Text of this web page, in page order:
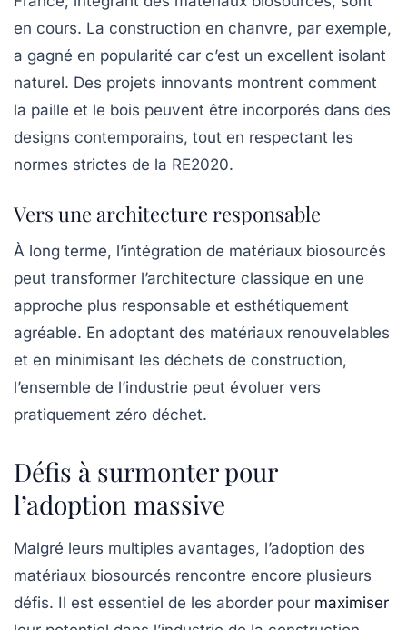
en cours. La construction en chanvre, par exemple,
a gagné en popularité car c’est un excellent isolant
naturel. Des projets innovants montrent comment
la paille et le bois peuvent être incorporés dans des
designs contemporains, tout en respectant les
normes strictes de la RE2020.
Vers une architecture responsable
À long terme, l’intégration de matériaux biosourcés
peut transformer l’architecture classique en une
approche plus responsable et esthétiquement
agréable. En adoptant des matériaux renouvelables
et en minimisant les déchets de construction,
l’ensemble de l’industrie peut évoluer vers
pratiquement zéro déchet.
Défis à surmonter pour
l’adoption massive
Malgré leurs multiples avantages, l’adoption des
matériaux biosourcés rencontre encore plusieurs
défis. Il est essentiel de les aborder pour maximiser